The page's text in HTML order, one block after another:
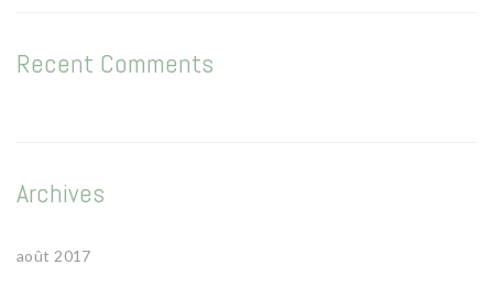
Recent Comments
Archives
août 2017